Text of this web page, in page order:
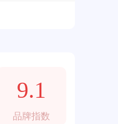
9.1
品牌指数